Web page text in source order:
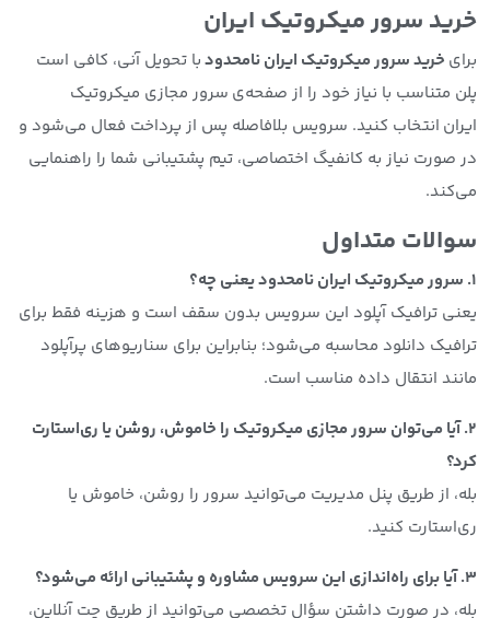
خرید سرور میکروتیک ایران
برای خرید سرور میکروتیک ایران نامحدودبا تحویل آنی، کافی است
پلن متناسب با نیاز خود را از صفحه‌ی سرور مجازی میکروتیک
ایران انتخاب کنید. سرویس بلافاصله پس از پرداخت فعال می‌شود و
در صورت نیاز به کانفیگ اختصاصی، تیم پشتیبانی شما را راهنمایی
می‌کند.
سوالات متداول
۱. سرور میکروتیک ایران نامحدود یعنی چه؟
یعنی ترافیک آپلود این سرویس بدون سقف است و هزینه فقط برای
ترافیک دانلود محاسبه می‌شود؛ بنابراین برای سناریوهای پرآپلود
مانند انتقال داده مناسب است.
۲. آیا می‌توان سرور مجازی میکروتیک را خاموش، روشن یا ری‌استارت
کرد؟
بله، از طریق پنل مدیریت می‌توانید سرور را روشن، خاموش یا
ری‌استارت کنید.
۳. آیا برای راه‌اندازی این سرویس مشاوره و پشتیبانی ارائه می‌شود؟
بله، در صورت داشتن سؤال تخصصی می‌توانید از طریق چت آنلاین،